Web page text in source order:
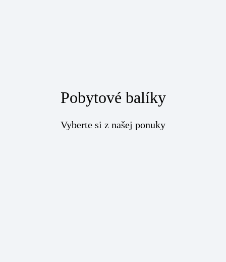
Pobytové balíky
Vyberte si z našej ponuky